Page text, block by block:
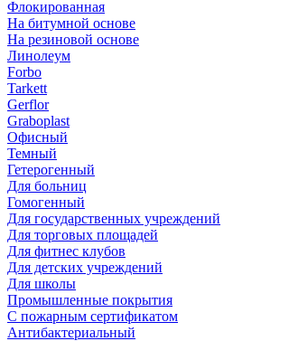
Флокированная
На битумной основе
На резиновой основе
Линолеум
Forbo
Tarkett
Gerflor
Graboplast
Офисный
Темный
Гетерогенный
Для больниц
Гомогенный
Для государственных учреждений
Для торговых площадей
Для фитнес клубов
Для детских учреждений
Для школы
Промышленные покрытия
С пожарным сертификатом
Антибактериальный